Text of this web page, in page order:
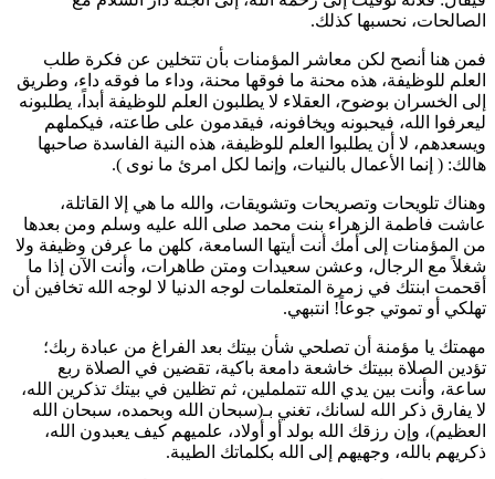
الصالحات، نحسبها كذلك.
فمن هنا أنصح لكن معاشر المؤمنات بأن تتخلين عن فكرة طلب
العلم للوظيفة، هذه محنة ما فوقها محنة، وداء ما فوقه داء، وطريق
إلى الخسران بوضوح، العقلاء لا يطلبون العلم للوظيفة أبداً، يطلبونه
ليعرفوا الله، فيحبونه ويخافونه، فيقدمون على طاعته، فيكملهم
ويسعدهم، لا أن يطلبوا العلم للوظيفة، هذه النية الفاسدة صاحبها
هالك: ( إنما الأعمال بالنيات، وإنما لكل امرئ ما نوى ).
وهناك تلويحات وتصريحات وتشويقات، والله ما هي إلا القاتلة،
عاشت فاطمة الزهراء بنت محمد صلى الله عليه وسلم ومن بعدها
من المؤمنات إلى أمك أنت أيتها السامعة، كلهن ما عرفن وظيفة ولا
شغلاً مع الرجال، وعشن سعيدات ومتن طاهرات، وأنت الآن إذا ما
أقحمت ابنتك في زمرة المتعلمات لوجه الدنيا لا لوجه الله تخافين أن
تهلكي أو تموتي جوعاً! انتبهي.
مهمتك يا مؤمنة أن تصلحي شأن بيتك بعد الفراغ من عبادة ربك؛
تؤدين الصلاة ببيتك خاشعة دامعة باكية، تقضين في الصلاة ربع
ساعة، وأنت بين يدي الله تتململين، ثم تظلين في بيتك تذكرين الله،
لا يفارق ذكر الله لسانك، تغني بـ(سبحان الله وبحمده، سبحان الله
العظيم)، وإن رزقك الله بولد أو أولاد، علميهم كيف يعبدون الله،
ذكريهم بالله، وجهيهم إلى الله بكلماتك الطيبة.